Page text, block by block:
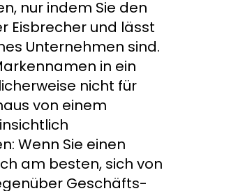
nur indem Sie den
Eisbrecher und lässt
Unternehmen sind.
in ein
nicht für
von einem
Wenn Sie einen
am besten, sich von
Geschäfts-